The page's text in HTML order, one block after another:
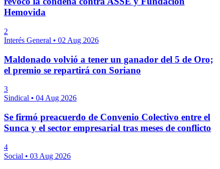
Hemovida
2
Interés General • 02 Aug 2026
Maldonado volvió a tener un ganador del 5 de Oro;
el premio se repartirá con Soriano
3
Sindical • 04 Aug 2026
Se firmó preacuerdo de Convenio Colectivo entre el
Sunca y el sector empresarial tras meses de conflicto
4
Social • 03 Aug 2026